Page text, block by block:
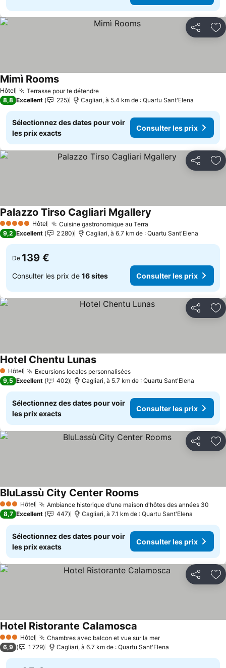
Partager
Hôtel Terrasse pour te détendre
Mimì Rooms
8,8 Excellent 225 Cagliari, à 5.4 km de : Quartu Sant'Elena
Sélectionnez des dates pour voir
les prix exacts
Consulter les prix
Partager
5 Étoiles Hôtel Cuisine gastronomique au Terra
Palazzo Tirso Cagliari Mgallery
9,2 Excellent 2 280 Cagliari, à 6.7 km de : Quartu Sant'Elena
De 139 €
Consulter les prix de 16 sites Consulter les prix
Partager
1 Étoiles
Hôtel Excursions locales personnalisées
Hotel Chentu Lunas
9,5 Excellent 402 Cagliari, à 5.7 km de : Quartu Sant'Elena
Sélectionnez des dates pour voir
les prix exacts
Consulter les prix
Partager
3 ÉtoilesHôtel Ambiance historique d'une maison d'hôtes des années 30
BluLassù City Center Rooms
8,7 Excellent 447 Cagliari, à 7.1 km de : Quartu Sant'Elena
Sélectionnez des dates pour voir
les prix exacts
Consulter les prix
Partager
3 ÉtoilesHôtel Chambres avec balcon et vue sur la mer
Hotel Ristorante Calamosca
6,9 1 729 Cagliari, à 6.7 km de : Quartu Sant'Elena